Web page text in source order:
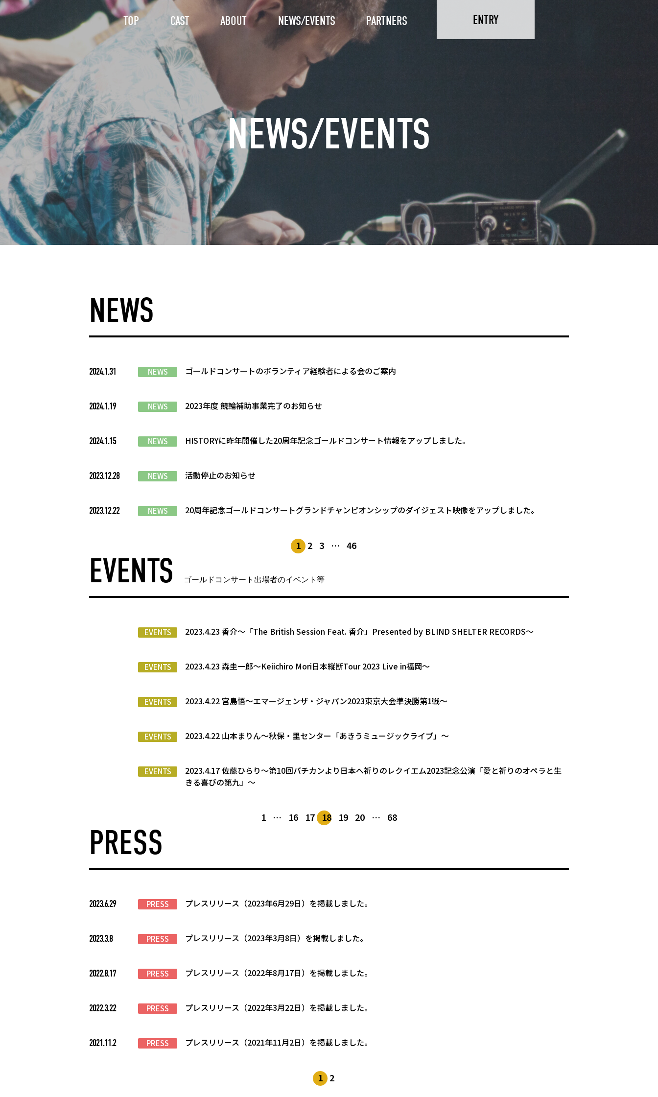
NEWS/EVENTS
TOP CAST ABOUT NEWS/EVENTS PARTNERS ENTRY
NEWS
2024.1.31 NEWS ゴールドコンサートのボランティア経験者による会のご案内
2024.1.19 NEWS 2023年度 競輪補助事業完了のお知らせ
2024.1.15 NEWS HISTORYに昨年開催した20周年記念ゴールドコンサート情報をアップしました。
2023.12.28 NEWS 活動停止のお知らせ
2023.12.22 NEWS 20周年記念ゴールドコンサートグランドチャンピオンシップのダイジェスト映像をアップしました。
1 2 3 … 46
EVENTS ゴールドコンサート出場者のイベント等
EVENTS 2023.4.23 香介〜「The British Session Feat. 香介」Presented by BLIND SHELTER RECORDS〜
EVENTS 2023.4.23 森圭一郎〜Keiichiro Mori日本縦断Tour 2023 Live in福岡～
EVENTS 2023.4.22 宮島悟〜エマージェンザ・ジャパン2023東京大会準決勝第1戦〜
EVENTS 2023.4.22 山本まりん〜秋保・里センター「あきうミュージックライブ」〜
EVENTS
2023.4.17 佐藤ひらり〜第10回バチカンより日本へ祈りのレクイエム2023記念公演「愛と祈りのオペラと生
きる喜びの第九」〜
1 … 16 17 18 19 20 … 68
PRESS
2023.6.29 PRESS プレスリリース（2023年6月29日）を掲載しました。
2023.3.8 PRESS プレスリリース（2023年3月8日）を掲載しました。
2022.8.17 PRESS プレスリリース（2022年8月17日）を掲載しました。
2022.3.22 PRESS プレスリリース（2022年3月22日）を掲載しました。
2021.11.2 PRESS プレスリリース（2021年11月2日）を掲載しました。
1 2